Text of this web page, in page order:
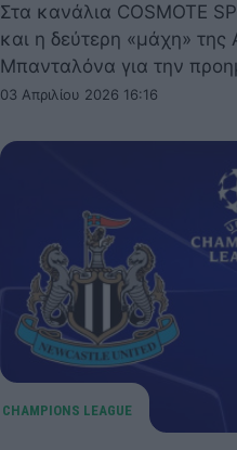
Στα κανάλια COSMOTE
και η δεύτερη «μάχη»
Μπανταλόνα για την
03 Απριλίου 2026 16:16